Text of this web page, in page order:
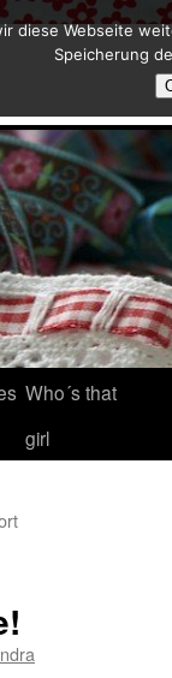
Who´s that
girl
diese Webseite
Speicherung